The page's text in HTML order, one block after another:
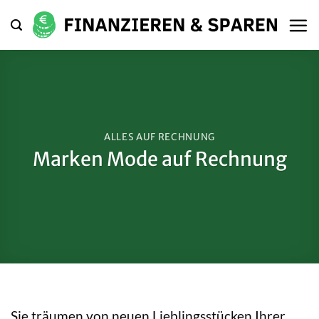
Inhalt
springen
ALLES AUF RECHNUNG
Marken Mode auf Rechnung
Sie träumen von neuen Lieblingsstücken Ihrer